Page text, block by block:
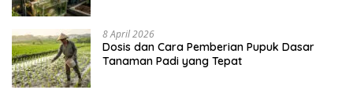
8 April 2026
Dosis dan Cara Pemberian Pupuk Dasar
Tanaman Padi yang Tepat